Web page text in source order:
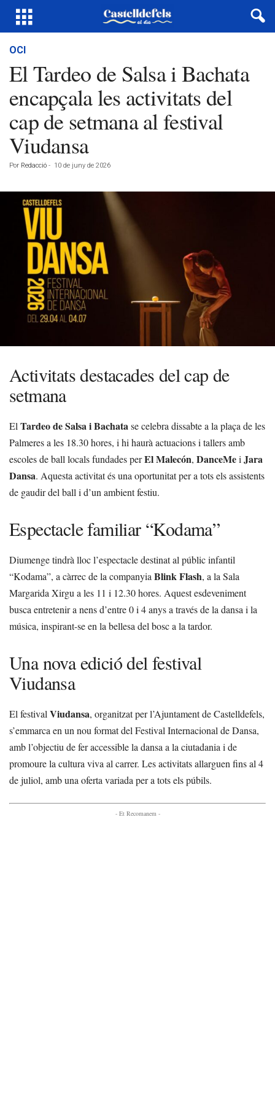
OCI
El Tardeo de Salsa i Bachata
encapçala les activitats del
cap de setmana al festival
Viudansa
Por Redacció - 10 de juny de 2026
Activitats destacades del cap de
setmana
El Tardeo de Salsa i Bachatase celebra dissabte a la plaça de les
Palmeres a les 18.30 hores, i hi haurà actuacions i tallers amb
escoles de ball locals fundades perEl Malecón, DanceMei Jara
Dansa. Aquesta activitat és una oportunitat per a tots els assistents
de gaudir del ball i d’un ambient festiu.
Espectacle familiar “Kodama”
Diumenge tindrà lloc l’espectacle destinat al públic infantil
“Kodama”, a càrrec de la companyia Blink Flash, a la Sala
Margarida Xirgu a les 11 i 12.30 hores. Aquest esdeveniment
busca entretenir a nens d’entre 0 i 4 anys a través de la dansa i la
música, inspirant-se en la bellesa del bosc a la tardor.
Una nova edició del festival
Viudansa
El festival Viudansa, organitzat per l’Ajuntament de Castelldefels,
s’emmarca en un nou format del Festival Internacional de Dansa,
amb l’objectiu de fer accessible la dansa a la ciutadania i de
promoure la cultura viva al carrer. Les activitats allarguen fins al 4
de juliol, amb una oferta variada per a tots els púbils.
- Et Recomanem -